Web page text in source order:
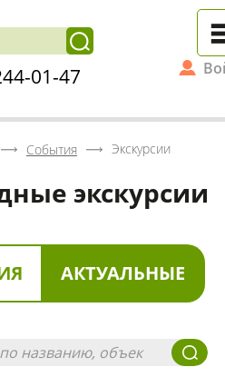
01-47
События Экскурсии
экскурсии
АКТУАЛЬНЫЕ